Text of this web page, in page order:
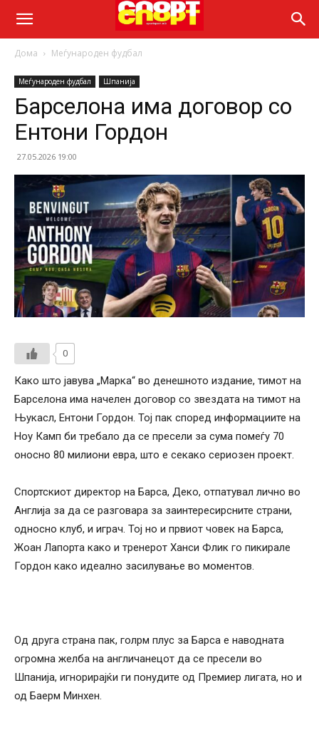
Дома Меѓународен фудбал
Меѓународен фудбал Шпанија
Барселона има договор со
Ентони Гордон
27.05.2026 19:00
0
Како што јавува „Марка“ во денешното издание, тимот на
Барселона има начелен договор со звездата на тимот на
Њукасл, Ентони Гордон. Тој пак според информациите на
Ноу Камп би требало да се пресели за сума помеѓу 70
оносно 80 милиони евра, што е секако сериозен проект.
Спортскиот директор на Барса, Деко, отпатувал лично во
Англија за да се разговара за заинтересирсните страни,
односно клуб, и играч. Тој но и првиот човек на Барса,
Жоан Лапорта како и тренерот Ханси Флик го пикирале
Гордон како идеално засилување во моментов.
Од друга страна пак, голрм плус за Барса е наводната
огромна желба на англичанецот да се пресели во
Шпанија, игнорирајќи ги понудите од Премиер лигата, но и
од Баерм Минхен.